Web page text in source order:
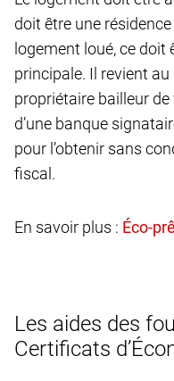
doit être une résidence
logement loué, ce doit
principale. Il revient
propriétaire bailleur
d’une banque
pour l’obtenir sans
fiscal.
En savoir plus :
Les aides des
Certificats